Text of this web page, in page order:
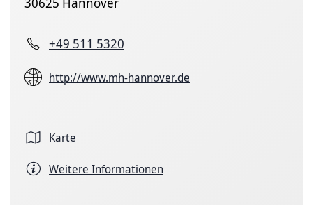
+49 511 5320
http://www.mh-hannover.de
Karte
Weitere Informationen